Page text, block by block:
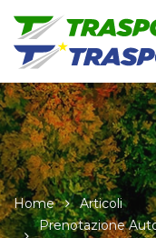
Home
Articoli
Prenotazione